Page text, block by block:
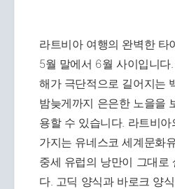
라트비아 여행의 완벽한 타
5월 말에서 6월 사이입니
해가 극단적으로 길어지는
밤늦게까지 은은한 노을을
용할 수 있습니다. 라트비
가지는 유네스코 세계문화
중세 유럽의 낭만이 그대로
다. 고딕 양식과 바로크 양